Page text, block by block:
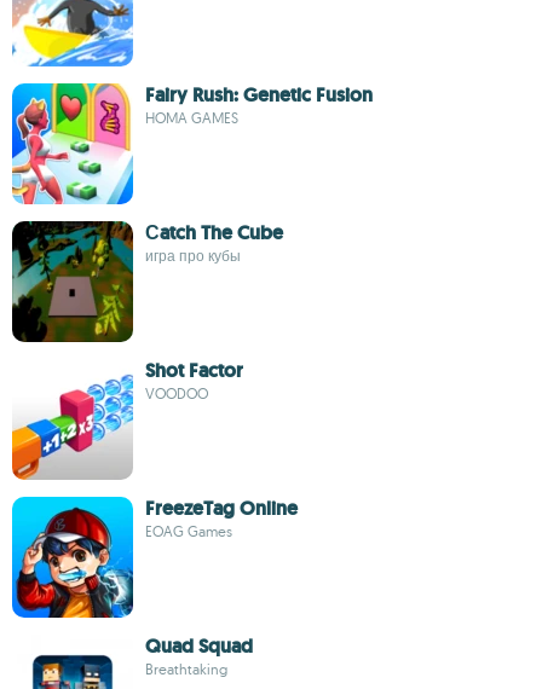
Fairy Rush: Genetic Fusion
HOMA GAMES
Сatch The Cube
игра про кубы
Shot Factor
VOODOO
FreezeTag Online
EOAG Games
Quad Squad
Breathtaking